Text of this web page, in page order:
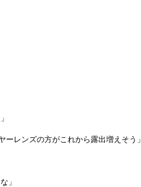
レンズの方がこれから露出増えそう」
」